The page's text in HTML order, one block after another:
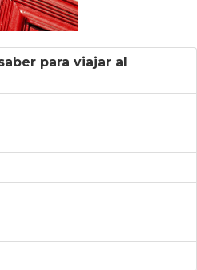
para viajar al